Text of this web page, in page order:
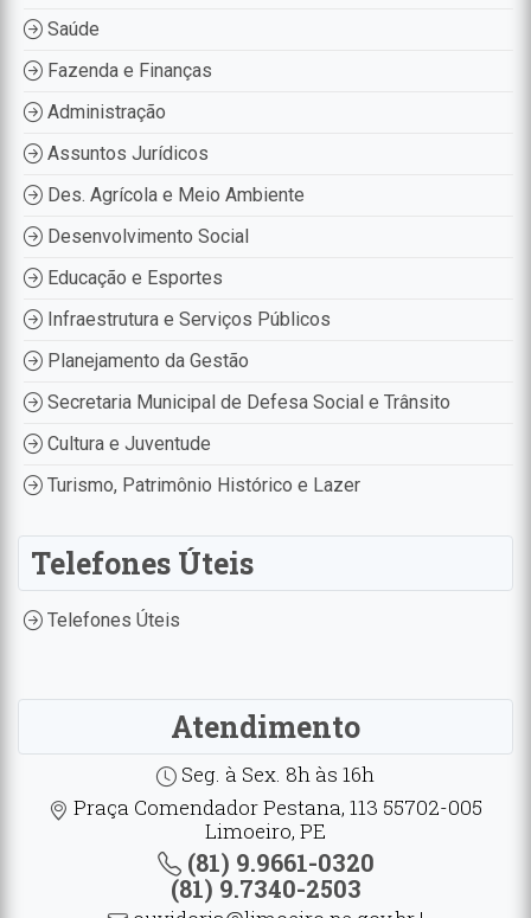
Saúde
Fazenda e Finanças
Administração
Assuntos Jurídicos
Des. Agrícola e Meio Ambiente
Desenvolvimento Social
Educação e Esportes
Infraestrutura e Serviços Públicos
Planejamento da Gestão
Secretaria Municipal de Defesa Social e Trânsito
Cultura e Juventude
Turismo, Patrimônio Histórico e Lazer
Telefones Úteis
Telefones Úteis
Atendimento
Seg. à Sex. 8h às 16h
Praça Comendador Pestana, 113 55702-005
Limoeiro, PE
(81) 9.9661-0320
(81) 9.7340-2503